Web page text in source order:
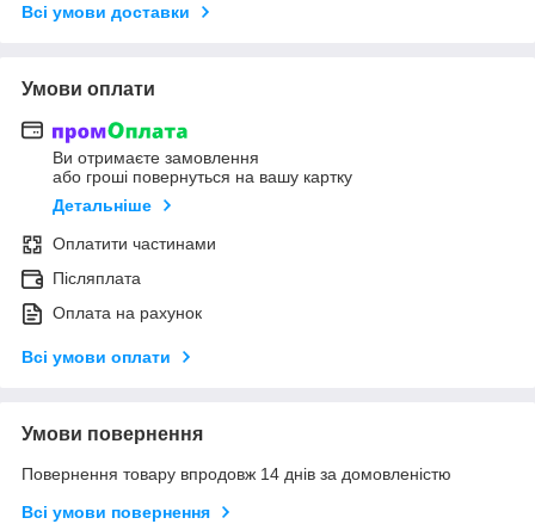
Всі умови доставки
Умови оплати
Ви отримаєте замовлення
або гроші повернуться на вашу картку
Детальніше
Оплатити частинами
Післяплата
Оплата на рахунок
Всі умови оплати
Умови повернення
Повернення товару впродовж 14 днів за домовленістю
Всі умови повернення